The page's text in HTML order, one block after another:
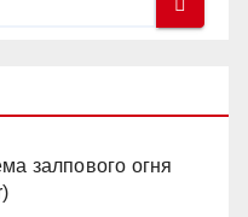
залпового огня